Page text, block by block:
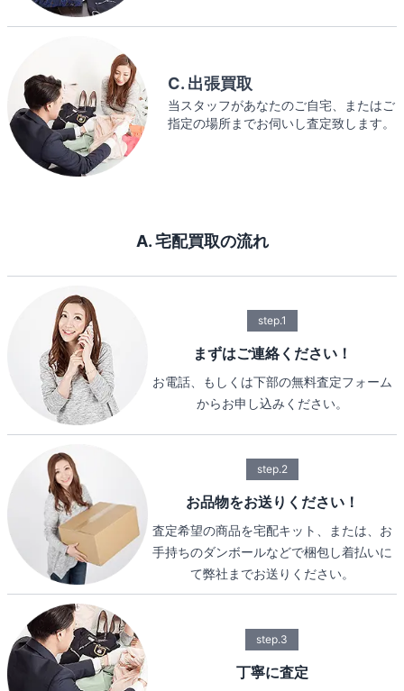
C. 出張買取
当スタッフがあなたのご自宅、またはご
指定の場所までお伺いし査定致します。
A. 宅配買取の流れ
step.1
まずはご連絡ください！
お電話、もしくは下部の無料査定フォーム
からお申し込みください。
step.2
お品物をお送りください！
査定希望の商品を宅配キット、または、お
手持ちのダンボールなどで梱包し着払いに
て弊社までお送りください。
step.3
丁寧に査定